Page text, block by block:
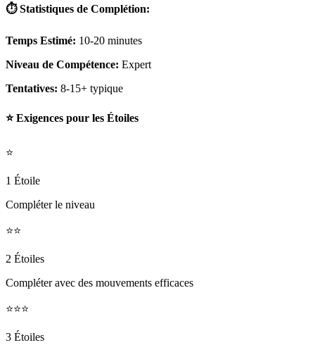
⏱️ Statistiques de Complétion:
Temps Estimé: 10-20 minutes
Niveau de Compétence: Expert
Tentatives: 8-15+ typique
⭐ Exigences pour les Étoiles
⭐
1 Étoile
Compléter le niveau
⭐⭐
2 Étoiles
Compléter avec des mouvements efficaces
⭐⭐⭐
3 Étoiles